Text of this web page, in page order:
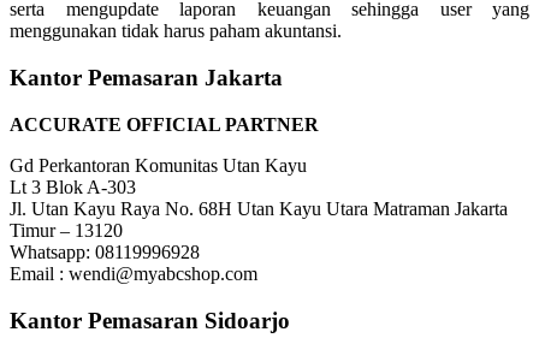
serta mengupdate laporan keuangan sehingga user yang
menggunakan tidak harus paham akuntansi.
Kantor Pemasaran Jakarta
ACCURATE OFFICIAL PARTNER
Gd Perkantoran Komunitas Utan Kayu
Lt 3 Blok A-303
Jl. Utan Kayu Raya No. 68H Utan Kayu Utara Matraman Jakarta
Timur – 13120
Whatsapp: 08119996928
Email : wendi@myabcshop.com
Kantor Pemasaran Sidoarjo